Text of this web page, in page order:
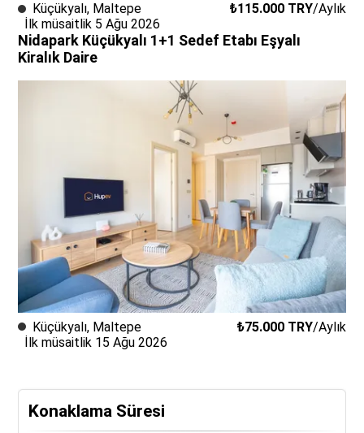
Küçükyalı, Maltepe ₺115.000 TRY/Aylık
İlk müsaitlik 5 Ağu 2026
Nidapark Küçükyalı 1+1 Sedef Etabı Eşyalı
Kiralık Daire
Küçükyalı, Maltepe ₺75.000 TRY/Aylık
İlk müsaitlik 15 Ağu 2026
Konaklama Süresi